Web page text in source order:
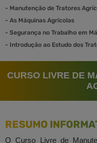
- Manutenção de Tratores
- As Máquinas Agrícolas
- Segurança no Trabalho em
- Introdução ao Estudo dos
CURSO LIVRE DE
RESUMO
O Curso Livre de